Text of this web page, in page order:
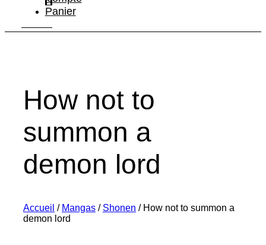
Panier
How not to
summon a
demon lord
Accueil / Mangas / Shonen / How not to summon a
demon lord